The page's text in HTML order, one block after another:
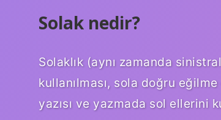
Solak nedir?
Solaklık (aynı zamanda
kullanılması, sola doğru
yazısı ve yazmada sol ellerini